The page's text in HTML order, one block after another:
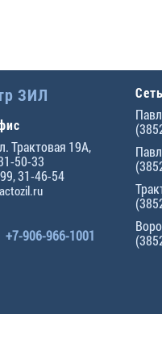
ЗИЛ
Трактовая 19А,
50-33
,31-46-54
+7-906-966-1001